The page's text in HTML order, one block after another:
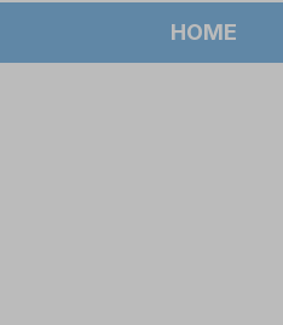
HOME